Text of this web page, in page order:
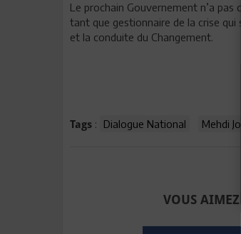
Le prochain Gouvernement n’a pas
tant que gestionnaire de la crise
et la conduite du Changement.
Tags : Dialogue National Mehdi
VOUS AIMEZ